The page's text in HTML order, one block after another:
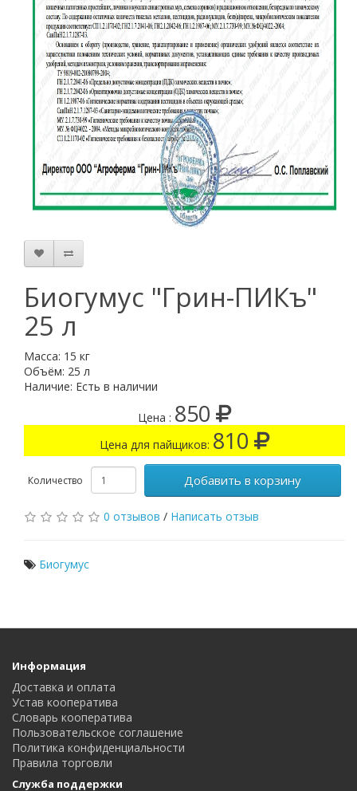
Биогумус "Грин-ПИКъ"
25 л
Масса: 15 кг
Объём: 25 л
Наличие: Есть в наличии
Цена : 850
Цена для пайщиков: 810
Количество Добавить в корзину
0 отзывов / Написать отзыв
Биогумус
Информация
Доставка и оплата
Устав кооператива
Словарь кооператива
Пользовательское соглашение
Политика конфиденциальности
Правила торговли
Служба поддержки